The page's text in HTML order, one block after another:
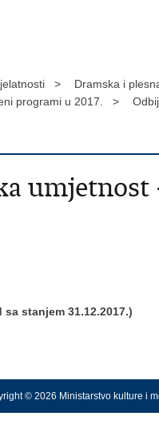
> Dramska i
programi u 2017. >
umjetnost
sa stanjem 31.12.2017.)
© 2026 Ministarstvo kulture i